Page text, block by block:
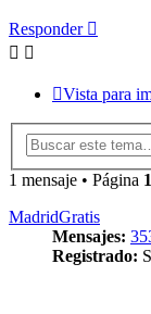
Responder
Vista para
1 mensaje • Página 1
MadridGratis
Mensajes:
Registrado: